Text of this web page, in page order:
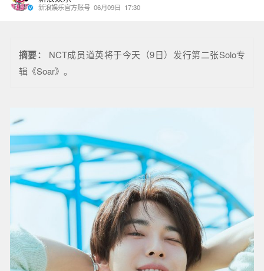
新浪娱乐官方账号 06月09日 17:30
摘要：
NCT成员道英将于今天（9日）发行第二张Solo专
辑《Soar》。